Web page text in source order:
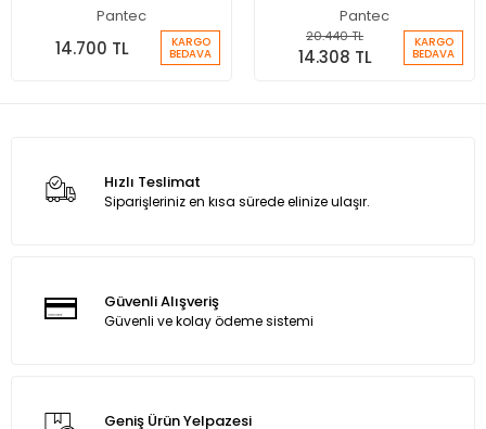
Pantec
14.700 TL KARGO
BEDAVA
Pantec
20.440 TL
14.308 TL
KARGO
BEDAVA
Hızlı Teslimat
Siparişleriniz en kısa sürede elinize ulaşır.
Güvenli Alışveriş
Güvenli ve kolay ödeme sistemi
Geniş Ürün Yelpazesi